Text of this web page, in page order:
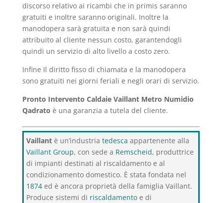
discorso relativo ai ricambi che in primis saranno
gratuiti e inoltre saranno originali. Inoltre la
manodopera sarà gratuita e non sarà quindi
attribuito al cliente nessun costo, garantendogli
quindi un servizio di alto livello a costo zero.
Infine Il diritto fisso di chiamata e la manodopera
sono gratuiti nei giorni feriali e negli orari di servizio.
Pronto Intervento Caldaie Vaillant Metro Numidio
Qadrato è una garanzia a tutela del cliente.
Vaillantè un’industria tedesca appartenente alla
Vaillant Group, con sede a Remscheid, produttrice
di impianti destinati al riscaldamento e al
condizionamento domestico. È stata fondata nel
1874ed è ancora proprietà della famiglia Vaillant.
Produce sistemi di riscaldamentoe di